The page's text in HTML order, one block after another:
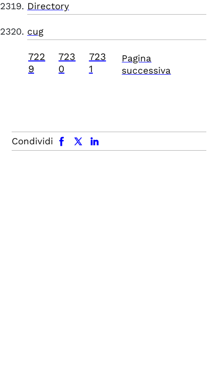
Directory
cug
722
9
723
0
723
1
Pagina
successiva
Condividi
facebook x.com linkedin